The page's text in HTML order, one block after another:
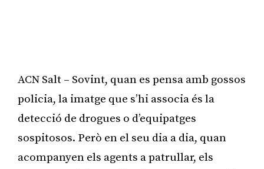
ACN Salt – Sovint, quan es pensa amb gossos
policia, la imatge que s’hi associa és la
detecció de drogues o d’equipatges
sospitosos. Però en el seu dia a dia, quan
acompanyen els agents a patrullar, els